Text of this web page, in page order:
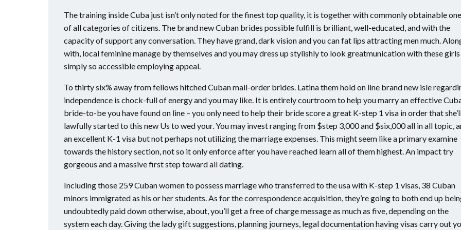
The training inside Cuba just isn’t only noted for the finest top quality, it is together with commonly obtainable one
of all categories of citizens. The brand new Cuban brides possible fulfill is brilliant, well-educated, and with the
capacity of support any conversation. They have grand, dark vision and you can fat lips attracting men much.
with, local feminine manage by themselves and you may dress up stylishly to look greatmunication with these girls
simply so accessible employing appeal.
To thirty six% away from fellows hitched Cuban mail-order brides. Latina them hold on line brand new isle
independence is chock-full of energy and you may like. It is entirely courtroom to help you marry an effective
bride-to-be you have found on line – you only need to help their bride score a great K-step 1 visa in order that
lawfully started to this new Us to wed your. You may invest ranging from $step 3,000 and $six,000 all in all topic,
an excellent K-1 visa but not perhaps not utilizing the marriage expenses. This might seem like a primary examine
towards the history section, not so it only enforce after you have reached learn all of them highest. An impact try
gorgeous and a massive first step toward all dating.
Including those 259 Cuban women to possess marriage who transferred to the usa with K-step 1 visas, 38 Cuban
minors immigrated as his or her students. As for the correspondence acquisition, they’re going to both end up
undoubtedly paid down otherwise, about, you’ll get a free of charge message as much as five, depending on the
system each day. Giving the lady gift suggestions, planning journeys, legal documentation having visas carry out